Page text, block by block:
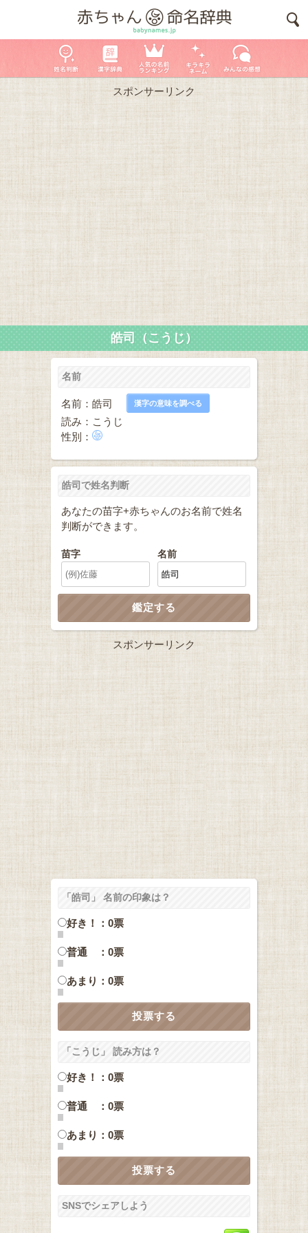
スポンサーリンク
皓司（こうじ）
名前
名前：皓司 漢字の意味を調べる
読み：こうじ
性別：
皓司で姓名判断
あなたの苗字+赤ちゃんのお名前で姓名
判断ができます。
苗字 名前
スポンサーリンク
「皓司」 名前の印象は？
好き！：0票
普通 ：0票
あまり：0票
「こうじ」 読み方は？
好き！：0票
普通 ：0票
あまり：0票
SNSでシェアしよう